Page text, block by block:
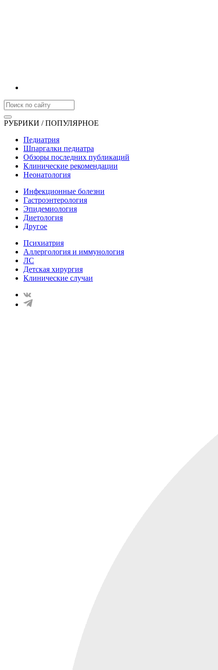
РУБРИКИ / ПОПУЛЯРНОЕ
Педиатрия
Шпаргалки педиатра
Обзоры последних публикаций
Клинические рекомендации
Неонатология
Инфекционные болезни
Гастроэнтерология
Эпидемиология
Диетология
Другое
Психиатрия
Аллергология и иммунология
ЛС
Детская хирургия
Клинические случаи